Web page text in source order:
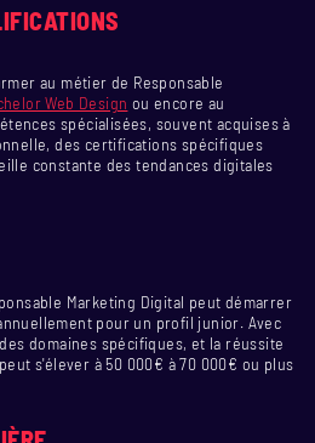
au métier de Responsable
Web Design ou encore au
spécialisées, souvent acquises à
des certifications spécifiques
constante des tendances digitales
Marketing Digital peut démarrer
pour un profil junior. Avec
domaines spécifiques, et la réussite
s'élever à 50 000€ à 70 000€ ou plus